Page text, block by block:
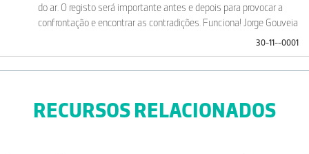
do ar. O registo será importante antes e depois para provocar a
confrontação e encontrar as contradições. Funciona! Jorge Gouveia
30-11--0001
RECURSOS RELACIONADOS